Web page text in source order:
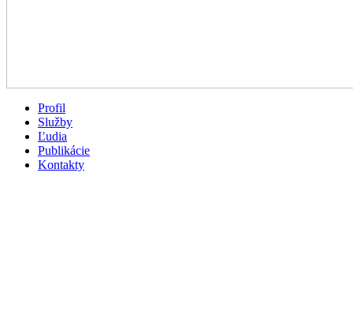
Profil
Služby
Ľudia
Publikácie
Kontakty